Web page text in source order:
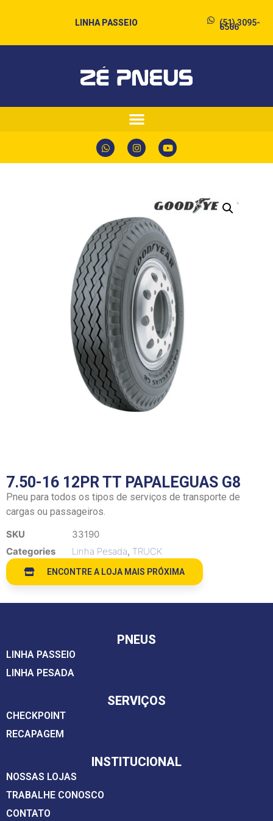
LINHA PASSEIO (51) 3095-
6566
7.50-16 12PR TT PAPALEGUAS G8
Pneu para todos os tipos de serviços de transporte de
cargas ou passageiros.
SKU
33190
Categories
Linha Pesada, TRUCK
ENCONTRE A LOJA MAIS PRÓXIMA
PNEUS
LINHA PASSEIO
LINHA PESADA
SERVIÇOS
CHECKPOINT
RECAPAGEM
INSTITUCIONAL
NOSSAS LOJAS
TRABALHE CONOSCO
CONTATO